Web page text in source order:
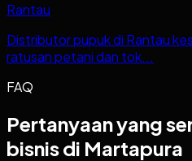
Rantau
Distributor pupuk di Rantau
ratusan petani dan tok...
FAQ
Pertanyaan yang
bisnis di Martapura